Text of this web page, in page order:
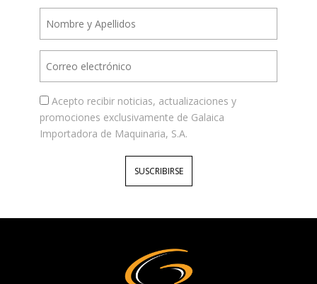
Acepto recibir noticias, actualizaciones y
promociones exclusivamente de Galaica
Importadora de Maquinaria, S.A.
SUSCRIBIRSE